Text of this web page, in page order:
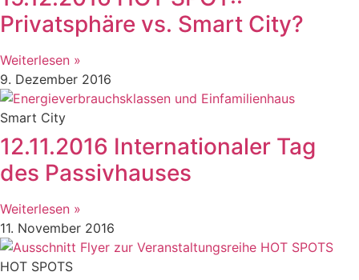
Privatsphäre vs. Smart City?
Weiterlesen »
9. Dezember 2016
Smart City
12.11.2016 Internationaler Tag
des Passivhauses
Weiterlesen »
11. November 2016
HOT SPOTS